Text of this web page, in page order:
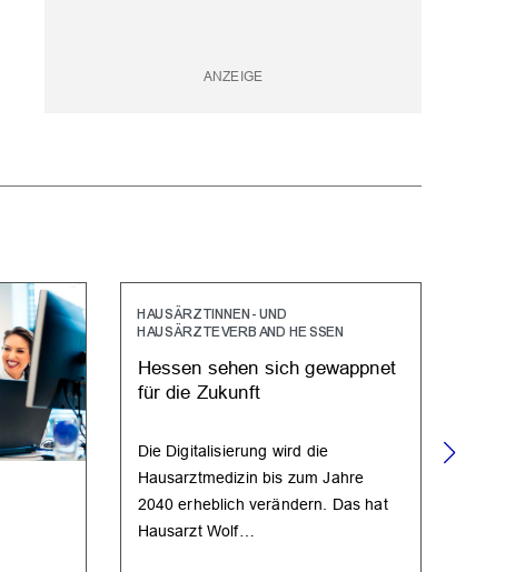
HAUSÄRZTINNEN- UND
HAUSÄRZTEVERBAND HESSEN
Hessen sehen sich gewappnet
für die Zukunft
Die Digitalisierung wird die
Hausarztmedizin bis zum Jahre
2040 erheblich verändern. Das hat
Hausarzt Wolf…